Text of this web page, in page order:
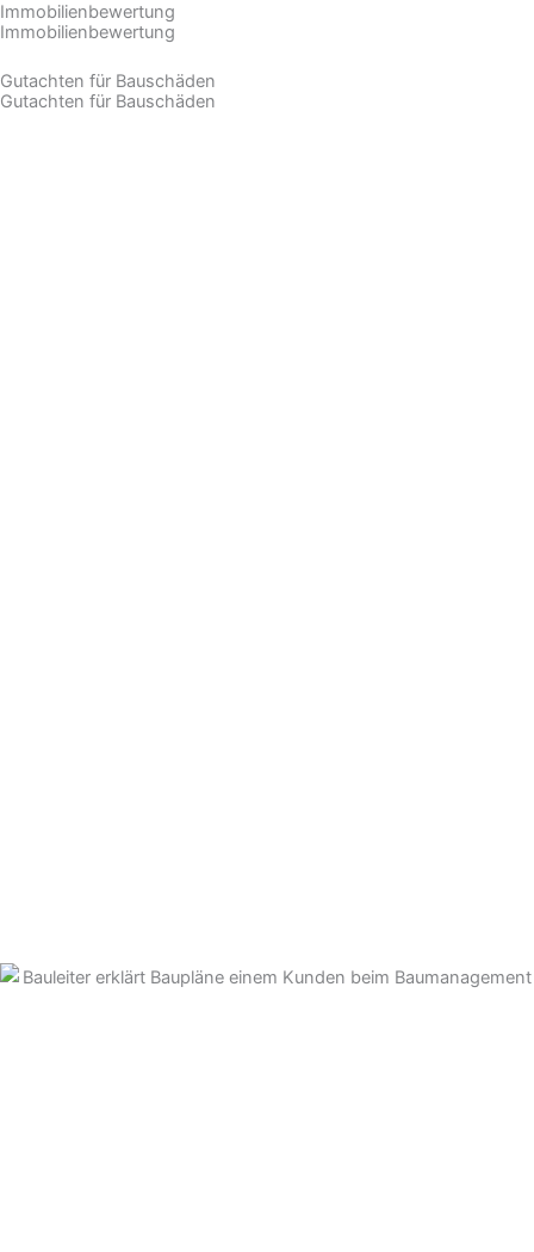
Immobilienbewertung
Immobilienbewertung
Gutachten für Bauschäden
Gutachten für Bauschäden​